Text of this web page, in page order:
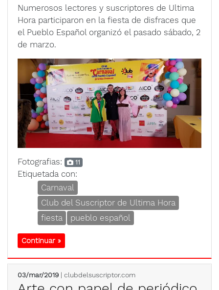
Numerosos lectores y suscriptores de Ultima
Hora participaron en la fiesta de disfraces que
el Pueblo Español organizó el pasado sábado, 2
de marzo.
Fotografias: 11
Etiquetada con:
Carnaval
Club del Suscriptor de Ultima Hora
fiesta
pueblo español
Continuar »
03/mar/2019 | clubdelsuscriptor.com